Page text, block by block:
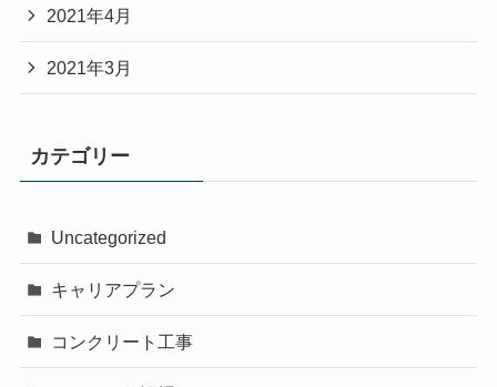
2021年4月
2021年3月
カテゴリー
Uncategorized
キャリアプラン
コンクリート工事